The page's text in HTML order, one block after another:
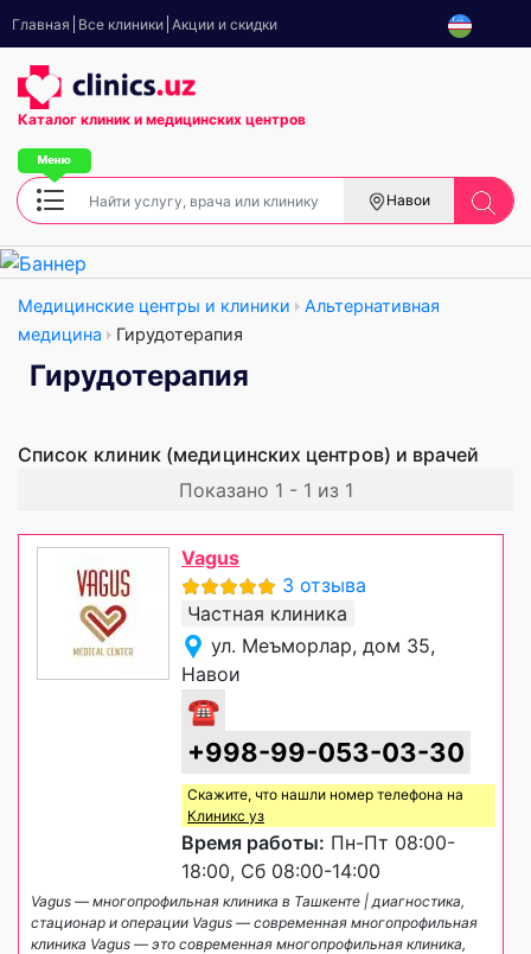
Главная Все клиники Акции и скидки
Каталог клиник и медицинских центров
Навои
Медицинские центры и клиники
Альтернативная
медицина
Гирудотерапия
Гирудотерапия
Список клиник (медицинских центров) и врачей
Показано 1 - 1 из 1
Vagus
3 отзыва
Частная клиника
ул. Меъморлар, дом 35,
Навои
☎
+998-99-053-03-30
Скажите, что нашли номер телефона на
Клиникс уз
Время работы: Пн-Пт 08:00-
18:00, Сб 08:00-14:00
Vagus — многопрофильная клиника в Ташкенте | диагностика,
стационар и операции Vagus — современная многопрофильная
клиника Vagus — это современная многопрофильная клиника,